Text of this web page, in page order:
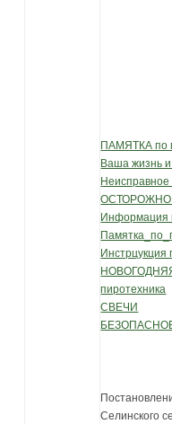
ПАМЯТКА по
Ваша жизнь
Неисправное
ОСТОРОЖНО
Информация
Инстрцукция
пиротехника
СВЕЧИ
Селинского